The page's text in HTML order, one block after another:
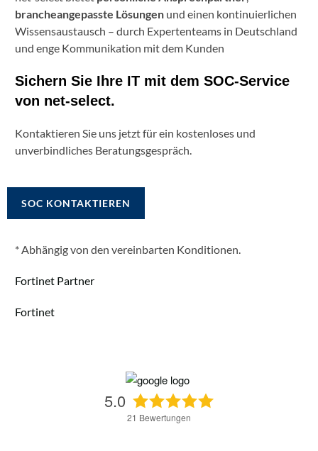
brancheangepasste Lösungen und einen kontinuierlichen
Wissensaustausch – durch Expertenteams in Deutschland
und enge Kommunikation mit dem Kunden
Sichern Sie Ihre IT mit dem SOC‑Service
von net‑select.
Kontaktieren Sie uns jetzt für ein kostenloses und
unverbindliches Beratungsgespräch.
SOC KONTAKTIEREN
* Abhängig von den vereinbarten Konditionen.
Fortinet Partner
Fortinet
5.0
21 Bewertungen